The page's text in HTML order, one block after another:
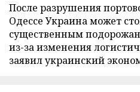
После разрушения
Одессе Украина может
существенным
из-за изменения
заявил украинский